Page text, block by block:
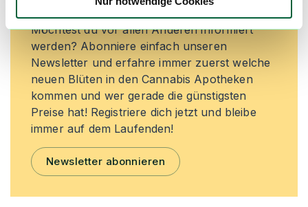
Möchtest du vor allen Anderen informiert
werden? Abonniere einfach unseren
Newsletter und erfahre immer zuerst welche
neuen Blüten in den Cannabis Apotheken
kommen und wer gerade die günstigsten
Preise hat! Registriere dich jetzt und bleibe
immer auf dem Laufenden!
Newsletter abonnieren